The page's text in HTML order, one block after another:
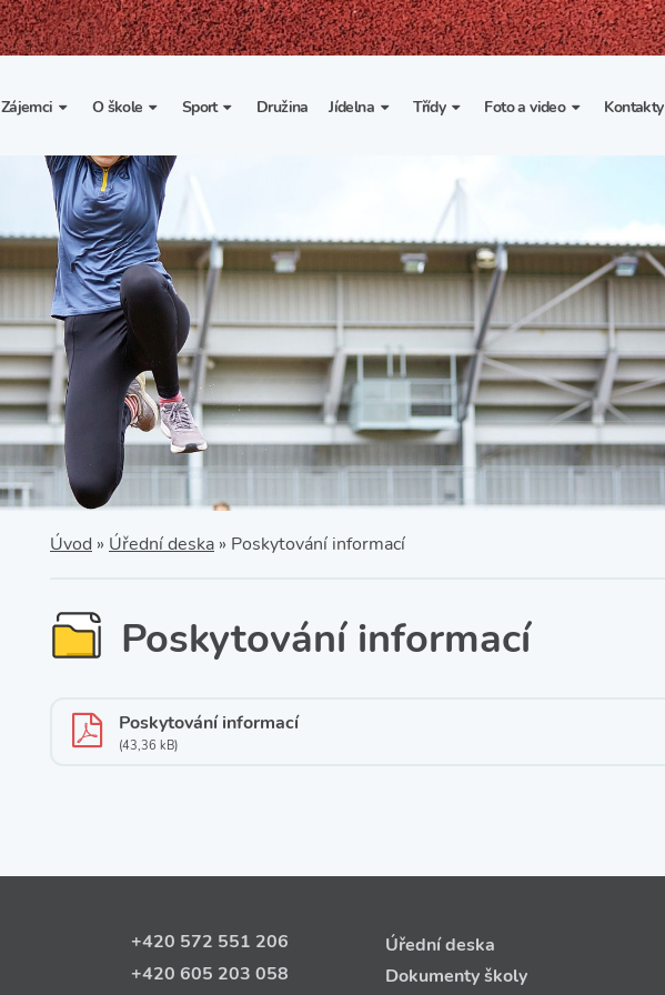
Zájemci
1. třída
Sportovní třídy
Nesportovní třídy
O škole
Základní informace
Organizace školního roku
Výuka a učební plán
Zájmové kroužky
Školní poradenské
pracoviště
Školní psycholožka
Školská rada
SRPŠ – Spolek rodičů a
přátel školy
Sport
Spolupráce se sportovními
kluby
Školní sportovní klub
Tělesná výchova a sport
Družina Jídelna
Vnitřní řád školní jídelny
Třídy
Třída I. B
Třída II. A
Třída III. A Třída III. B
Třída IV. A Třída IV. B
Třída V. A Třída V. B
Třída VI. A Třída VI. B
Třída VII. A Třída VII. B
Třída VIII. A
Foto a video Kontakty
Úvod » Úřední deska » Poskytování informací
Poskytování informací
Poskytování informací
(43,36 kB)
+420 572 551 206
+420 605 203 058
Úřední deska
Dokumenty školy